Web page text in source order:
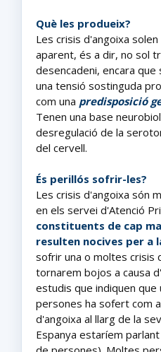
Què les produeix?
Les crisis d'angoixa
aparent, és a dir, no sol
desencadeni, encara
una tensió sostinguda
com una predisposició
Tenen una base
desregulació de la
del cervell.
És perillós sofrir-les?
Les crisis d'angoixa són
en els servei d'Atenció
constituents de cap
resulten nocives per a
sofrir una o moltes crisis
tornarem bojos a causa
estudis que indiquen que
persones ha sofert com
d'angoixa al llarg de la
Espanya estaríem